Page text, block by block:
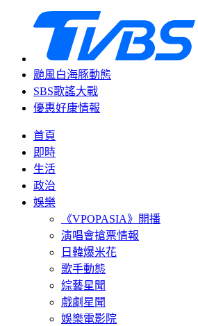
颱風白海豚動態
SBS歌謠大戰
優惠好康情報
首頁
即時
生活
政治
娛樂
《VPOPASIA》開播
演唱會搶票情報
日韓爆米花
歌手動態
綜藝星聞
戲劇星聞
娛樂電影院